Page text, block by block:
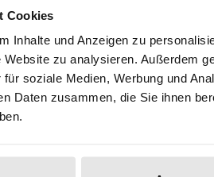
Cookies
Inhalte und Anzeigen zu
zu analysieren. Außerdem
soziale Medien, Werbung und
Daten zusammen, die Sie ihnen
Delivery cost notice